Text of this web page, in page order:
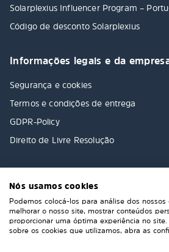
Solarplexius Influencer Program –
Código de desconto Solarplexius
Informações legais e da
Segurança e cookies
Termos e condições de entrega
GDPR-Policy
Direito de Livre Resolução
Nós usamos cookies
Podemos colocá-los para análise dos
melhorar o nosso site, mostrar conteúdos
proporcionar uma óptima experiência no
sobre os cookies que utilizamos, abra as